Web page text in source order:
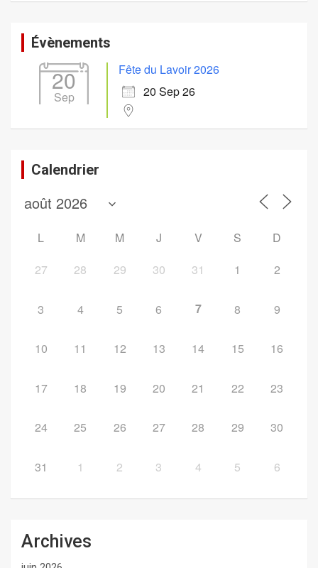
Évènements
20
Sep
Fête du Lavoir 2026
20 Sep 26
Calendrier
L M M J V S
D
27
28 29 30 31 1 2
3 4 5 6 7 8 9
10 11 12 13 14 15 16
17 18 19 20 21 22 23
24 25 26 27 28 29 30
31 1 2 3 4 5 6
Archives